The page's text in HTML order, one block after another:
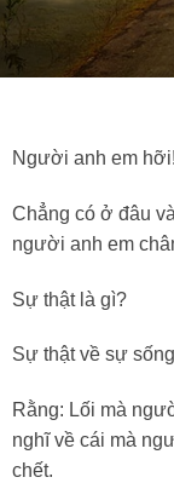
Người anh em hỡi!
Chẳng có ở đâu
người anh em
Sự thật là gì?
Sự thật về sự sống
Rằng: Lối mà
nghĩ về cái mà
chết.